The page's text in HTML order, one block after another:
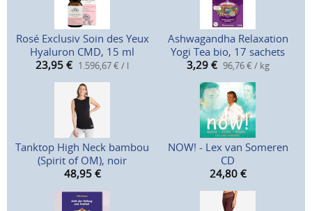
Rosé Exclusiv Soin des Yeux
Hyaluron CMD, 15 ml
23,95 € 1.596,67 € / l
Ashwagandha Relaxation
Yogi Tea bio, 17 sachets
3,29 € 96,76 € / kg
Tanktop High Neck bambou
(Spirit of OM), noir
48,95 €
NOW! - Lex van Someren
CD
24,80 €